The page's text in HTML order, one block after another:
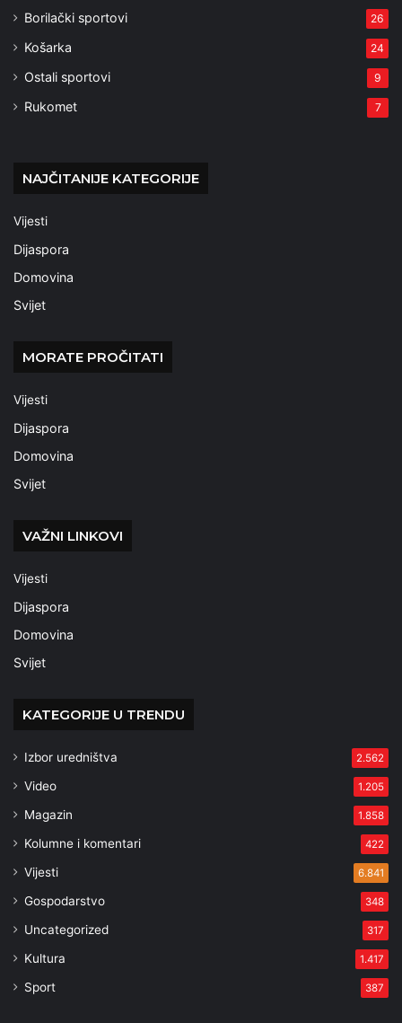
Borilački sportovi 26
Košarka 24
Ostali sportovi 9
Rukomet 7
NAJČITANIJE KATEGORIJE
Vijesti
Dijaspora
Domovina
Svijet
MORATE PROČITATI
Vijesti
Dijaspora
Domovina
Svijet
VAŽNI LINKOVI
Vijesti
Dijaspora
Domovina
Svijet
KATEGORIJE U TRENDU
Izbor uredništva 2.562
Video 1.205
Magazin 1.858
Kolumne i komentari 422
Vijesti 6.841
Gospodarstvo 348
Uncategorized 317
Kultura 1.417
Sport 387